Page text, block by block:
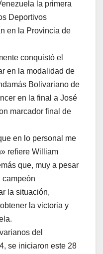
la primera
Deportivos
en la Provincia de
conquistó el
en la modalidad de
Bolivariano de
en la final a José
marcador final de
en lo personal me
refiere William
que, muy a pesar
campeón
la situación,
la victoria y
del
se iniciaron este 28